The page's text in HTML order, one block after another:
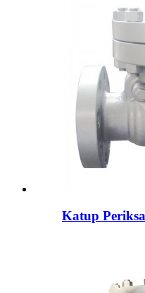
Katup